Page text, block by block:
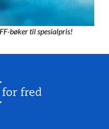
bøker til spesialpris!